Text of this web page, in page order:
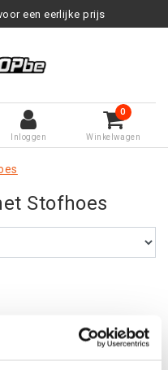
een eerlijke prijs
Inloggen
0
Winkelwagen
Stofhoes